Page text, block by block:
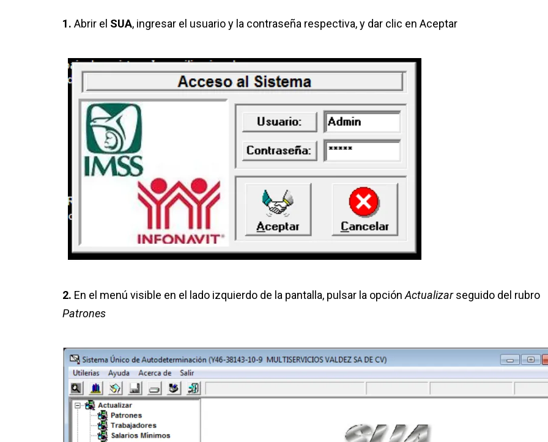
1. Abrir el SUA, ingresar el usuario y la contraseña respectiva, y dar clic en Aceptar
2. En el menú visible en el lado izquierdo de la pantalla, pulsar la opciónActualizarseguido del rubro
Patrones